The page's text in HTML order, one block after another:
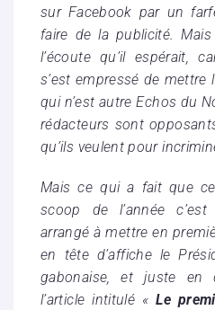
sur Facebook par un
faire de la publicité.
l’écoute qu’il espérait,
s’est empressé de mettre
qui n’est autre Echos du
rédacteurs sont
qu’ils veulent pour
Mais ce qui a fait que
scoop de l’année
arrangé à mettre en
en tête d’affiche le
gabonaise, et juste en
l’article intitulé «Le